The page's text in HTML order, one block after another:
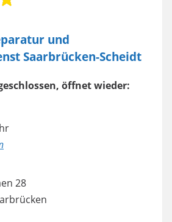
und
Saarbrücken-Scheidt
öffnet wieder:
28